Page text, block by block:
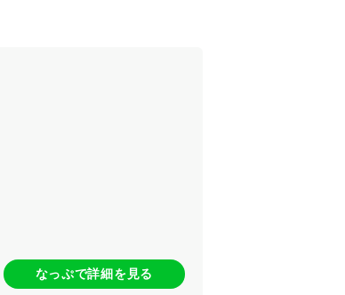
なっぷで詳細を見る